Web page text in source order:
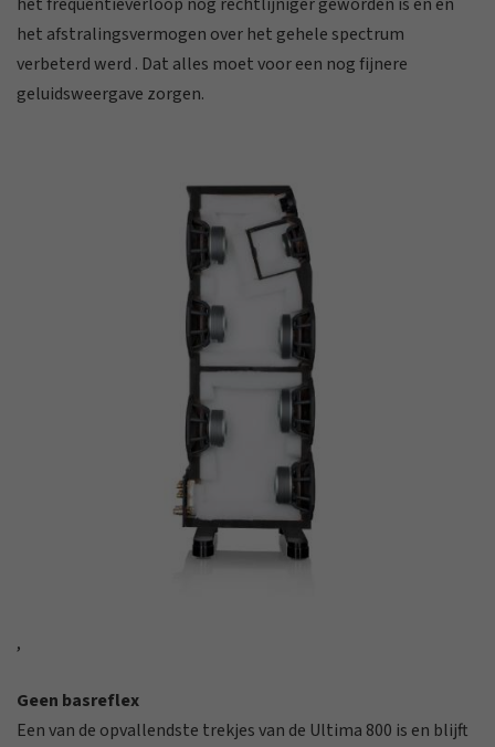
het afstralingsvermogen over het gehele spectrum
verbeterd werd . Dat alles moet voor een nog fijnere
geluidsweergave zorgen.
,
Geen basreflex
Een van de opvallendste trekjes van de Ultima 800 is en blijft